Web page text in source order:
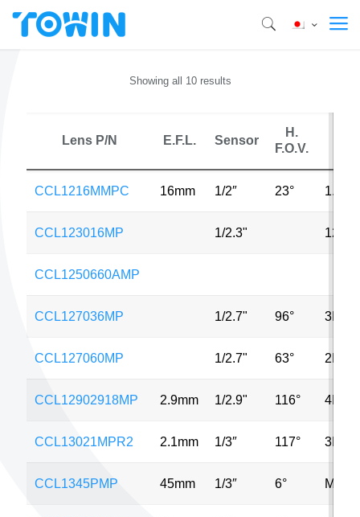
Showing all 10 results
Lens P/N E.F.L. Sensor
H.
F.O.V.
CCL1216MMPC 16mm 1/2″ 23°
CCL123016MP 1/2.3" 12MP
CCL1250660AMP
CCL127036MP 1/2.7" 96° 3MP
CCL127060MP 1/2.7" 63° 2MP
CCL12902918MP 2.9mm 1/2.9" 116° 4MP
CCL13021MPR2 2.1mm 1/3″ 117° 3MP
CCL1345PMP 45mm 1/3″ 6° MP